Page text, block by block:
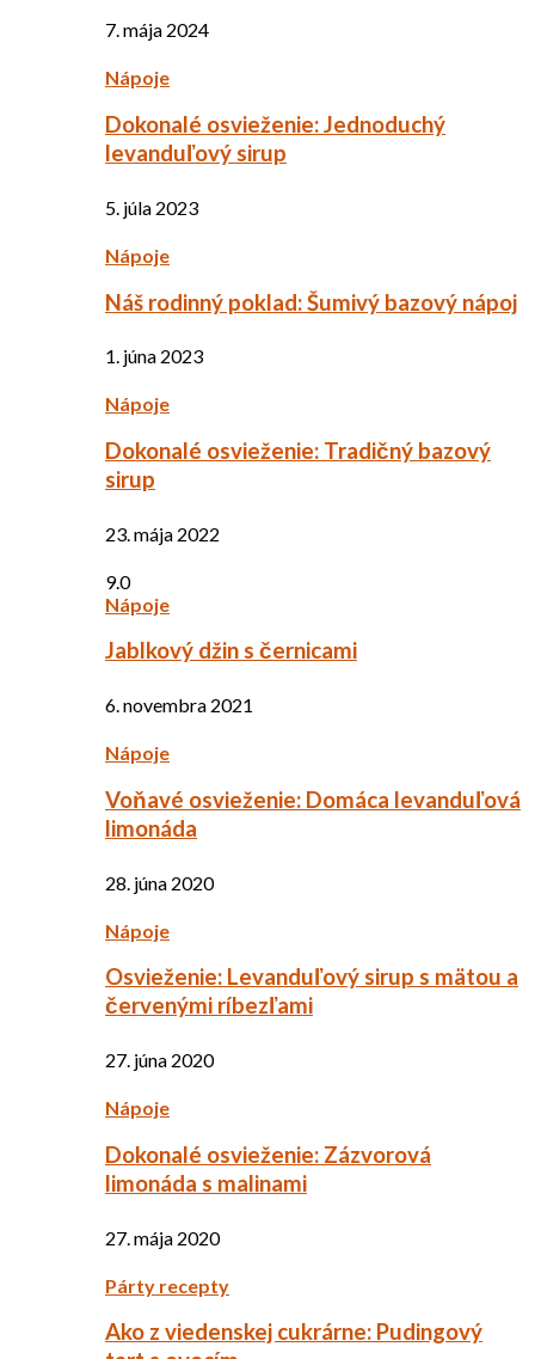
7. mája 2024
Nápoje
Dokonalé osvieženie: Jednoduchý
levanduľový sirup
5. júla 2023
Nápoje
Náš rodinný poklad: Šumivý bazový nápoj
1. júna 2023
Nápoje
Dokonalé osvieženie: Tradičný bazový
sirup
23. mája 2022
9.0
Nápoje
Jablkový džin s černicami
6. novembra 2021
Nápoje
Voňavé osvieženie: Domáca levanduľová
limonáda
28. júna 2020
Nápoje
Osvieženie: Levanduľový sirup s mätou a
červenými ríbezľami
27. júna 2020
Nápoje
Dokonalé osvieženie: Zázvorová
limonáda s malinami
27. mája 2020
Párty recepty
Ako z viedenskej cukrárne: Pudingový